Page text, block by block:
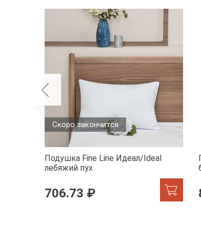
Скоро закончится
Подушка Fine Line Идеал/Ideal
лебяжий пух
706.73 ₽